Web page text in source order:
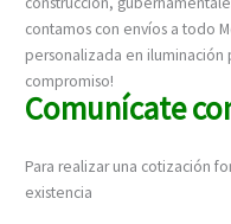
contamos con envíos a todo
personalizada en iluminación
compromiso!
Comunícate
Para realizar una cotización
existencia